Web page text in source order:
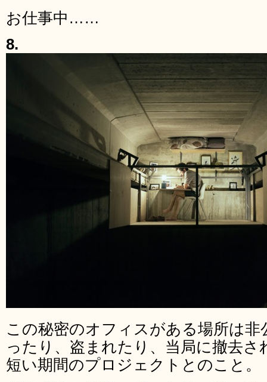
お仕事中……
8.
この秘密のオフィスがある場所は
ったり、盗まれたり、当局に撤去
短い期間のプロジェクトとのこと。